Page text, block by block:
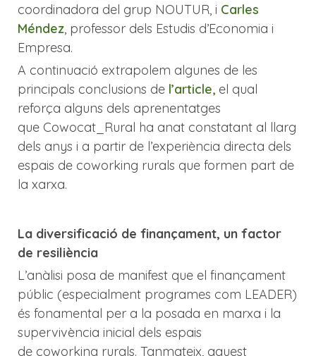
coordinadora del grup NOUTUR, i Carles
Méndez , professor dels Estudis d’Economia i
Empresa.
A continuació extrapolem algunes de les
principals conclusions de l’article, el qual
reforça alguns dels aprenentatges
que Cowocat_Rural ha anat constatant al llarg
dels anys i a partir de l’experiència directa dels
espais de coworking rurals que formen part de
la xarxa.
La diversificació de finançament, un factor
de resiliència
L’anàlisi posa de manifest que el finançament
públic (especialment programes com LEADER)
és fonamental per a la posada en marxa i la
supervivència inicial dels espais
de coworking rurals. Tanmateix, aquest